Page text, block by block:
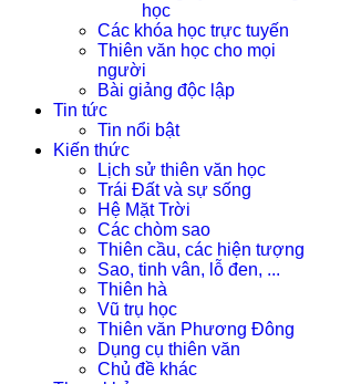
học
Các khóa học trực tuyến
Thiên văn học cho mọi
người
Bài giảng độc lập
Tin tức
Tin nổi bật
Kiến thức
Lịch sử thiên văn học
Trái Đất và sự sống
Hệ Mặt Trời
Các chòm sao
Thiên cầu, các hiện tượng
Sao, tinh vân, lỗ đen, ...
Thiên hà
Vũ trụ học
Thiên văn Phương Đông
Dụng cụ thiên văn
Chủ đề khác